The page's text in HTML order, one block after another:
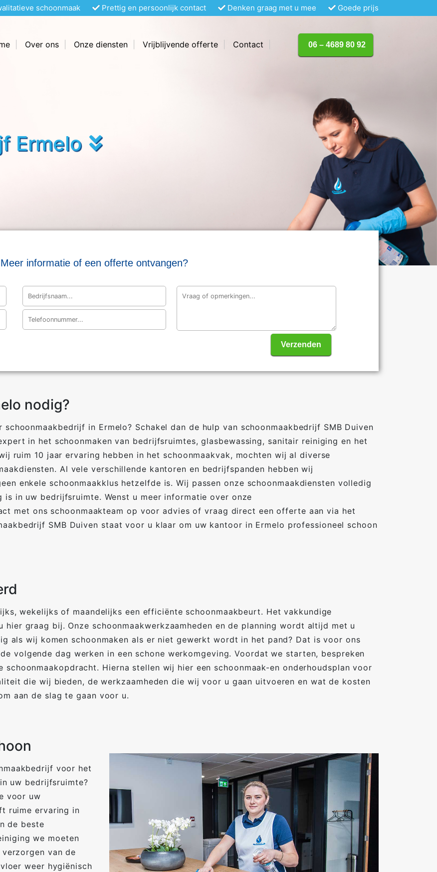
schoonmaak Prettig en persoonlijk contact Denken graag met u mee Goede prijs
Over ons Onze diensten Vrijblijvende offerte Contact 06 – 4689 80 92
Ermelo
Meer informatie of een offerte ontvangen?
Verzenden
nodig?
in Ermelo? Schakel dan de hulp van schoonmaakbedrijf SMB Duiven
in het schoonmaken van bedrijfsruimtes, glasbewassing, sanitair reiniging en het
ruim 10 jaar ervaring hebben in het schoonmaakvak, mochten wij al diverse
Al vele verschillende kantoren en bedrijfspanden hebben wij
enkele schoonmaakklus hetzelfde is. Wij passen onze schoonmaakdiensten volledig
in uw bedrijfsruimte. Wenst u meer informatie over onze
met ons schoonmaakteam op voor advies of vraag direct een offerte aan via het
SMB Duiven staat voor u klaar om uw kantoor in Ermelo professioneel schoon
wekelijks of maandelijks een efficiënte schoonmaakbeurt. Het vakkundige
hier graag bij. Onze schoonmaakwerkzaamheden en de planning wordt altijd met u
als wij komen schoonmaken als er niet gewerkt wordt in het pand? Dat is voor ons
volgende dag werken in een schone werkomgeving. Voordat we starten, bespreken
Hierna stellen wij hier een schoonmaak-en onderhoudsplan voor
die wij bieden, de werkzaamheden die wij voor u gaan uitvoeren en wat de kosten
aan de slag te gaan voor u.
voor het
uw bedrijfsruimte?
voor uw
ruime ervaring in
de beste
we moeten
van de
weer hygiënisch